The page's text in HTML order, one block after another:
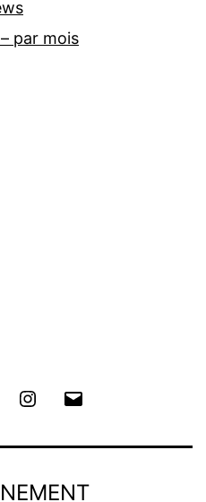
par mois
Twitter Instagram